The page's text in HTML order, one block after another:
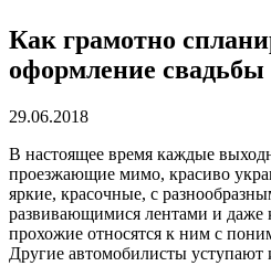
Как грамотно
оформление свадьбы
29.06.2018
В настоящее время каждые
проезжающие мимо, красиво
яркие, красочные, с
развивающимися лентами и даже
прохожие относятся к ним с
Другие автомобилисты уступают